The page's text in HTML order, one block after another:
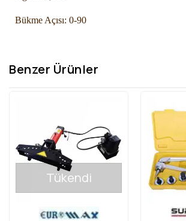
Bükme Açısı: 0-90
Benzer Ürünler
Tükendi